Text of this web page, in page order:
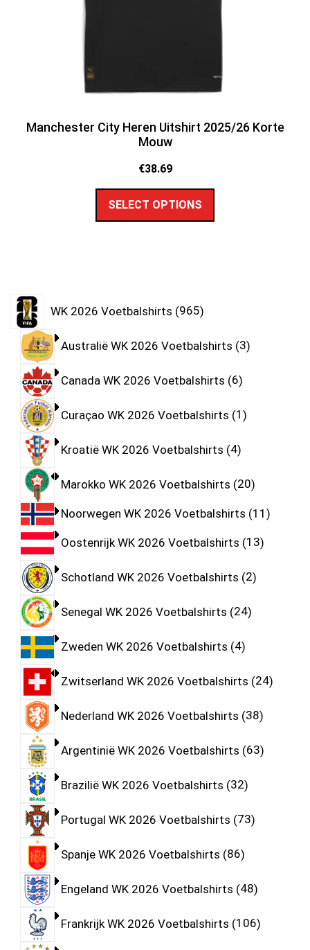
Manchester City Heren Uitshirt 2025/26 Korte
Mouw
€38.69
SELECT OPTIONS
WK 2026 Voetbalshirts 965
Australië WK 2026 Voetbalshirts 3
Canada WK 2026 Voetbalshirts 6
Curaçao WK 2026 Voetbalshirts 1
Kroatië WK 2026 Voetbalshirts 4
Marokko WK 2026 Voetbalshirts 20
Noorwegen WK 2026 Voetbalshirts 11
Oostenrijk WK 2026 Voetbalshirts 13
Schotland WK 2026 Voetbalshirts 2
Senegal WK 2026 Voetbalshirts 24
Zweden WK 2026 Voetbalshirts 4
Zwitserland WK 2026 Voetbalshirts 24
Nederland WK 2026 Voetbalshirts 38
Argentinië WK 2026 Voetbalshirts 63
Brazilië WK 2026 Voetbalshirts 32
Portugal WK 2026 Voetbalshirts 73
Spanje WK 2026 Voetbalshirts 86
Engeland WK 2026 Voetbalshirts 48
Frankrijk WK 2026 Voetbalshirts 106